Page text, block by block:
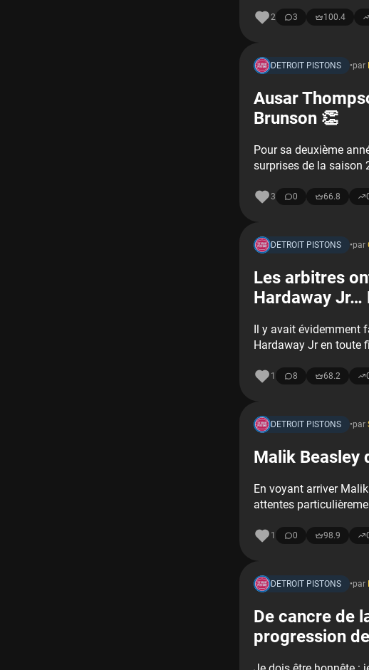
2 3 100.4
DETROIT PISTONS •par
Ausar
Brunson 👏
Pour sa deuxième
surprises de la saison
3 0 66.8
DETROIT PISTONS •par
Les arbitres
Hardaway Jr…
Il y avait évidemment
Hardaway Jr en toute
1 8 68.2
DETROIT PISTONS •par
Malik Beasley
En voyant arriver
attentes
1 0 98.9
DETROIT PISTONS •par
De cancre de
progression